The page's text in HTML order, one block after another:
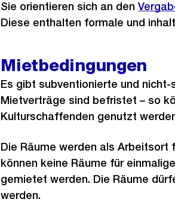
Sie orientieren sich an den
Diese enthalten formale und
Mietbedingungen
Es gibt subventionierte und
Mietverträge sind befristet – so
Kulturschaffenden genutzt
Die Räume werden als
können keine Räume für
gemietet werden. Die Räume
werden.